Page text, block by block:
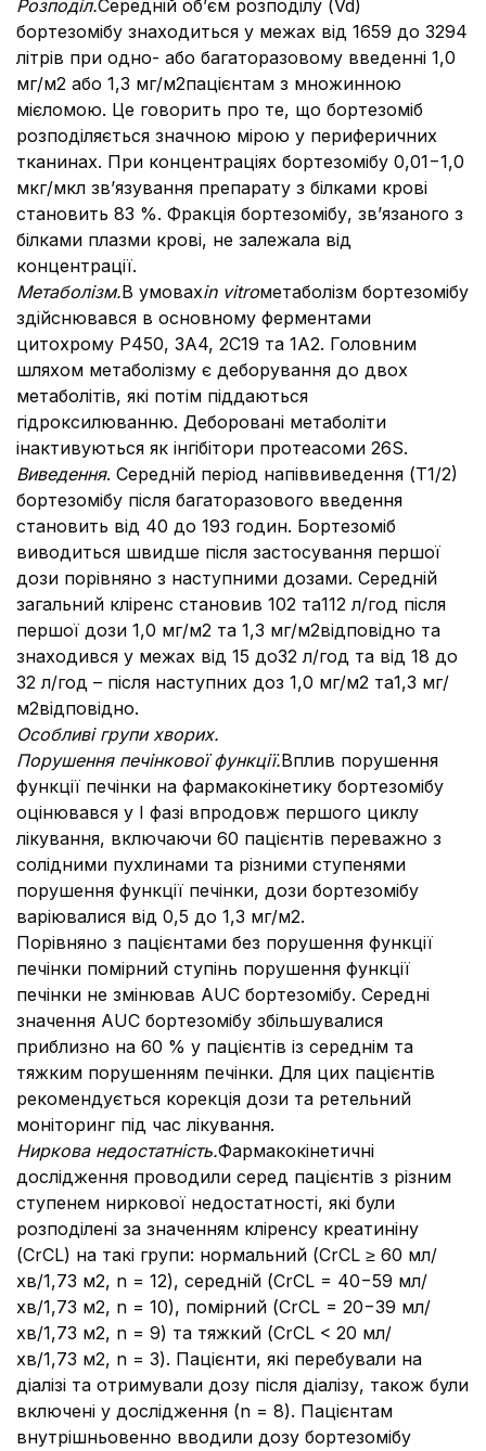
Розподіл.Середній об’єм розподілу (Vd)
бортезомібу знаходиться у межах від 1659 до 3294
літрів при одно- або багаторазовому введенні 1,0
мг/м2 або 1,3 мг/м2пацієнтам з множинною
мієломою. Це говорить про те, що бортезоміб
розподіляється значною мірою у периферичних
тканинах. При концентраціях бортезомібу 0,01−1,0
мкг/мкл зв’язування препарату з білками крові
становить 83 %. Фракція бортезомібу, зв’язаного з
білками плазми крові, не залежала від
концентрації.
Метаболізм.В умовахin vitroметаболізм бортезомібу
здійснювався в основному ферментами
цитохрому Р450, 3A4, 2C19 та 1А2. Головним
шляхом метаболізму є деборування до двох
метаболітів, які потім піддаються
гідроксилюванню. Деборовані метаболіти
інактивуються як інгібітори протеасоми 26S.
Виведення. Середній період напіввиведення (Т1/2)
бортезомібу після багаторазового введення
становить від 40 до 193 годин. Бортезоміб
виводиться швидше після застосування першої
дози порівняно з наступними дозами. Середній
загальний кліренс становив 102 та112 л/год після
першої дози 1,0 мг/м2 та 1,3 мг/м2відповідно та
знаходився у межах від 15 до32 л/год та від 18 до
32 л/год – після наступних доз 1,0 мг/м2 та1,3 мг/
м2відповідно.
Особливі групи хворих.
Порушення печінкової функції.Вплив порушення
функції печінки на фармакокінетику бортезомібу
оцінювався у І фазі впродовж першого циклу
лікування, включаючи 60 пацієнтів переважно з
солідними пухлинами та різними ступенями
порушення функції печінки, дози бортезомібу
варіювалися від 0,5 до 1,3 мг/м2.
Порівняно з пацієнтами без порушення функції
печінки помірний ступінь порушення функції
печінки не змінював AUC бортезомібу. Середні
значення AUC бортезомібу збільшувалися
приблизно на 60 % у пацієнтів із середнім та
тяжким порушенням печінки. Для цих пацієнтів
рекомендується корекція дози та ретельний
моніторинг під час лікування.
Ниркова недостатність.Фармакокінетичні
дослідження проводили серед пацієнтів з різним
ступенем ниркової недостатності, які були
розподілені за значенням кліренсу креатиніну
(CrCL) на такі групи: нормальний (CrCL ≥ 60 мл/
хв/1,73 м2, n = 12), середній (CrCL = 40−59 мл/
хв/1,73 м2, n = 10), помірний (CrCL = 20−39 мл/
хв/1,73 м2, n = 9) та тяжкий (CrCL < 20 мл/
хв/1,73 м2, n = 3). Пацієнти, які перебували на
діалізі та отримували дозу після діалізу, також були
включені у дослідження (n = 8). Пацієнтам
внутрішньовенно вводили дозу бортезомібу